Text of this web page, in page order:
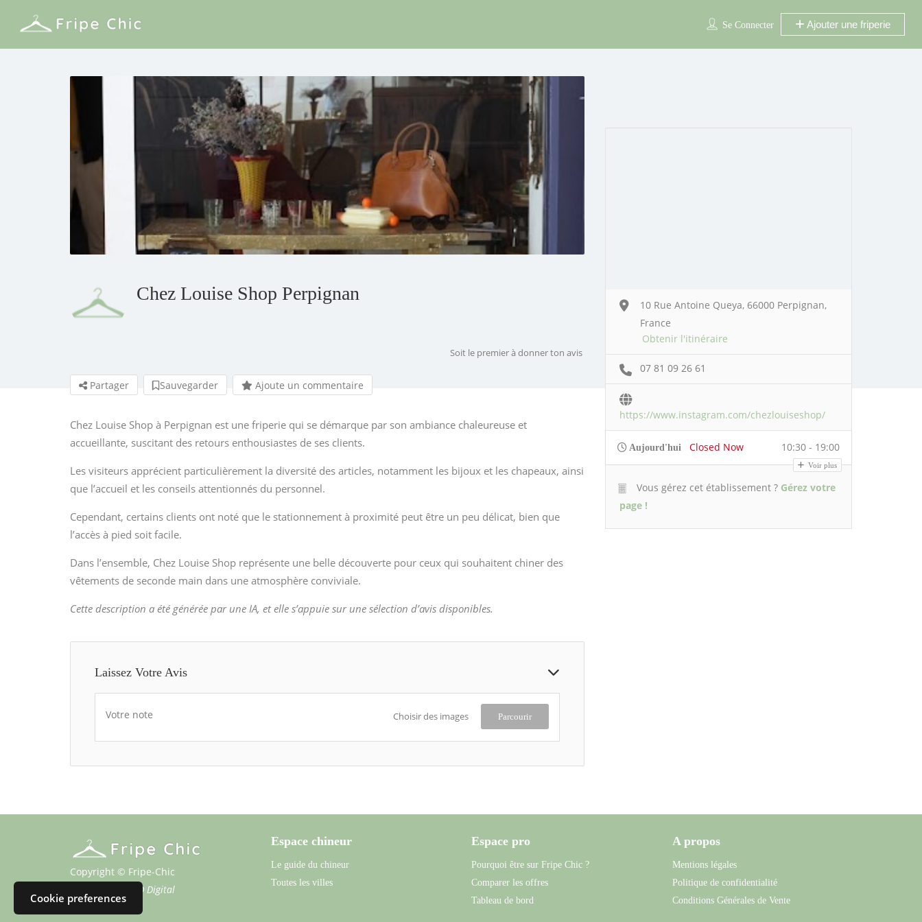
Cookie preferences
Se Connecter Ajouter une friperie
Chez Louise Shop Perpignan
Soit le premier à donner ton avis
Partager Sauvegarder Ajoute un commentaire
Chez Louise Shop à Perpignan est une friperie qui se démarque par son ambiance chaleureuse et
accueillante, suscitant des retours enthousiastes de ses clients.
Les visiteurs apprécient particulièrement la diversité des articles, notamment les bijoux et les chapeaux, ainsi
que l’accueil et les conseils attentionnés du personnel.
Cependant, certains clients ont noté que le stationnement à proximité peut être un peu délicat, bien que
l’accès à pied soit facile.
Dans l’ensemble, Chez Louise Shop représente une belle découverte pour ceux qui souhaitent chiner des
vêtements de seconde main dans une atmosphère conviviale.
Cette description a été générée par une IA, et elle s’appuie sur une sélection d’avis disponibles.
Laissez Votre Avis
Votre note Choisir des images Parcourir
10 Rue Antoine Queya, 66000 Perpignan,
France
Obtenir l'itinéraire
07 81 09 26 61
https://www.instagram.com/chezlouiseshop/
Aujourd'hui Closed Now 10:30 - 19:00
Voir plus
Vous gérez cet établissement ? Gérez votre
page !
Copyright © Fripe-Chic
SFD Digital
Espace chineur
Le guide du chineur
Toutes les villes
Espace pro
Pourquoi être sur Fripe Chic ?
Comparer les offres
Tableau de bord
A propos
Mentions légales
Politique de confidentialité
Conditions Générales de Vente